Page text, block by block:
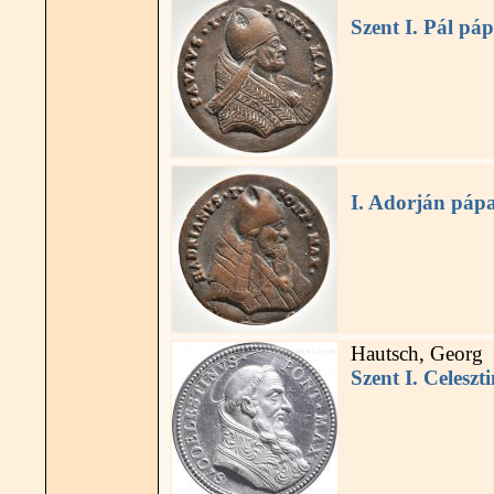
Szent I. Pál
I. Adorján
Hautsch, Georg
Szent I.